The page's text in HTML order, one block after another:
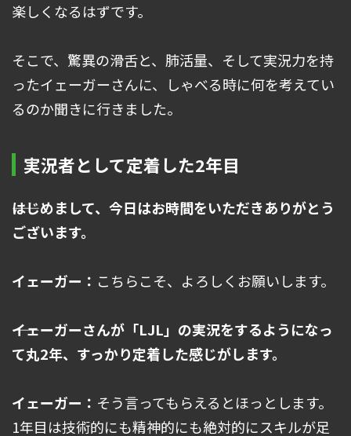
楽しくなるはずです。
そこで、驚異の滑舌と、肺活量、そして実況力を持
ったイェーガーさんに、しゃべる時に何を考えてい
るのか聞きに行きました。
実況者として定着した2年目
――はじめまして、今日はお時間をいただきありがとう
ございます。
イェーガー： こちらこそ、よろしくお願いします。
――イェーガーさんが「LJL」の実況をするようになっ
て丸2年、すっかり定着した感じがします。
イェーガー： そう言ってもらえるとほっとします。
1年目は技術的にも精神的にも絶対的にスキルが足